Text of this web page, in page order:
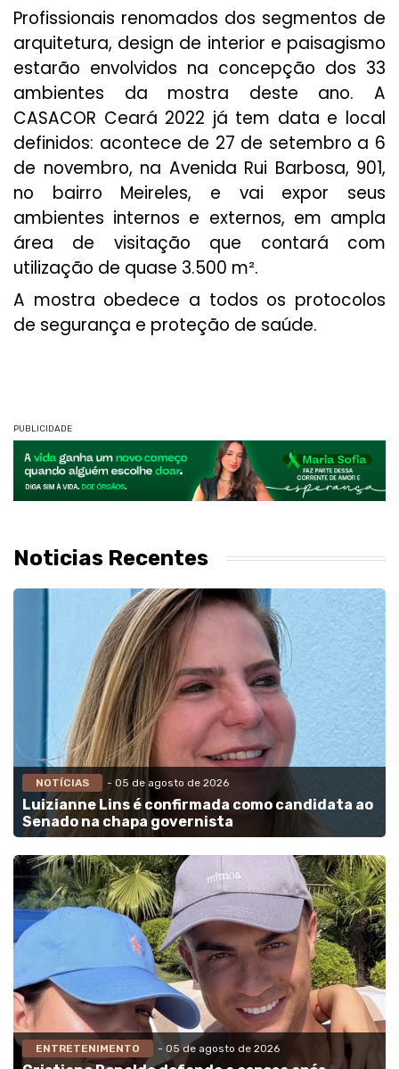
Profissionais renomados dos segmentos de
arquitetura, design de interior e paisagismo
estarão envolvidos na concepção dos 33
ambientes da mostra deste ano. A
CASACOR Ceará 2022 já tem data e local
definidos: acontece de 27 de setembro a 6
de novembro, na Avenida Rui Barbosa, 901,
no bairro Meireles, e vai expor seus
ambientes internos e externos, em ampla
área de visitação que contará com
utilização de quase 3.500 m².
A mostra obedece a todos os protocolos
de segurança e proteção de saúde.
PUBLICIDADE
Noticias Recentes
NOTÍCIAS - 05 de agosto de 2026
Luizianne Lins é confirmada como candidata ao
Senado na chapa governista
ENTRETENIMENTO - 05 de agosto de 2026